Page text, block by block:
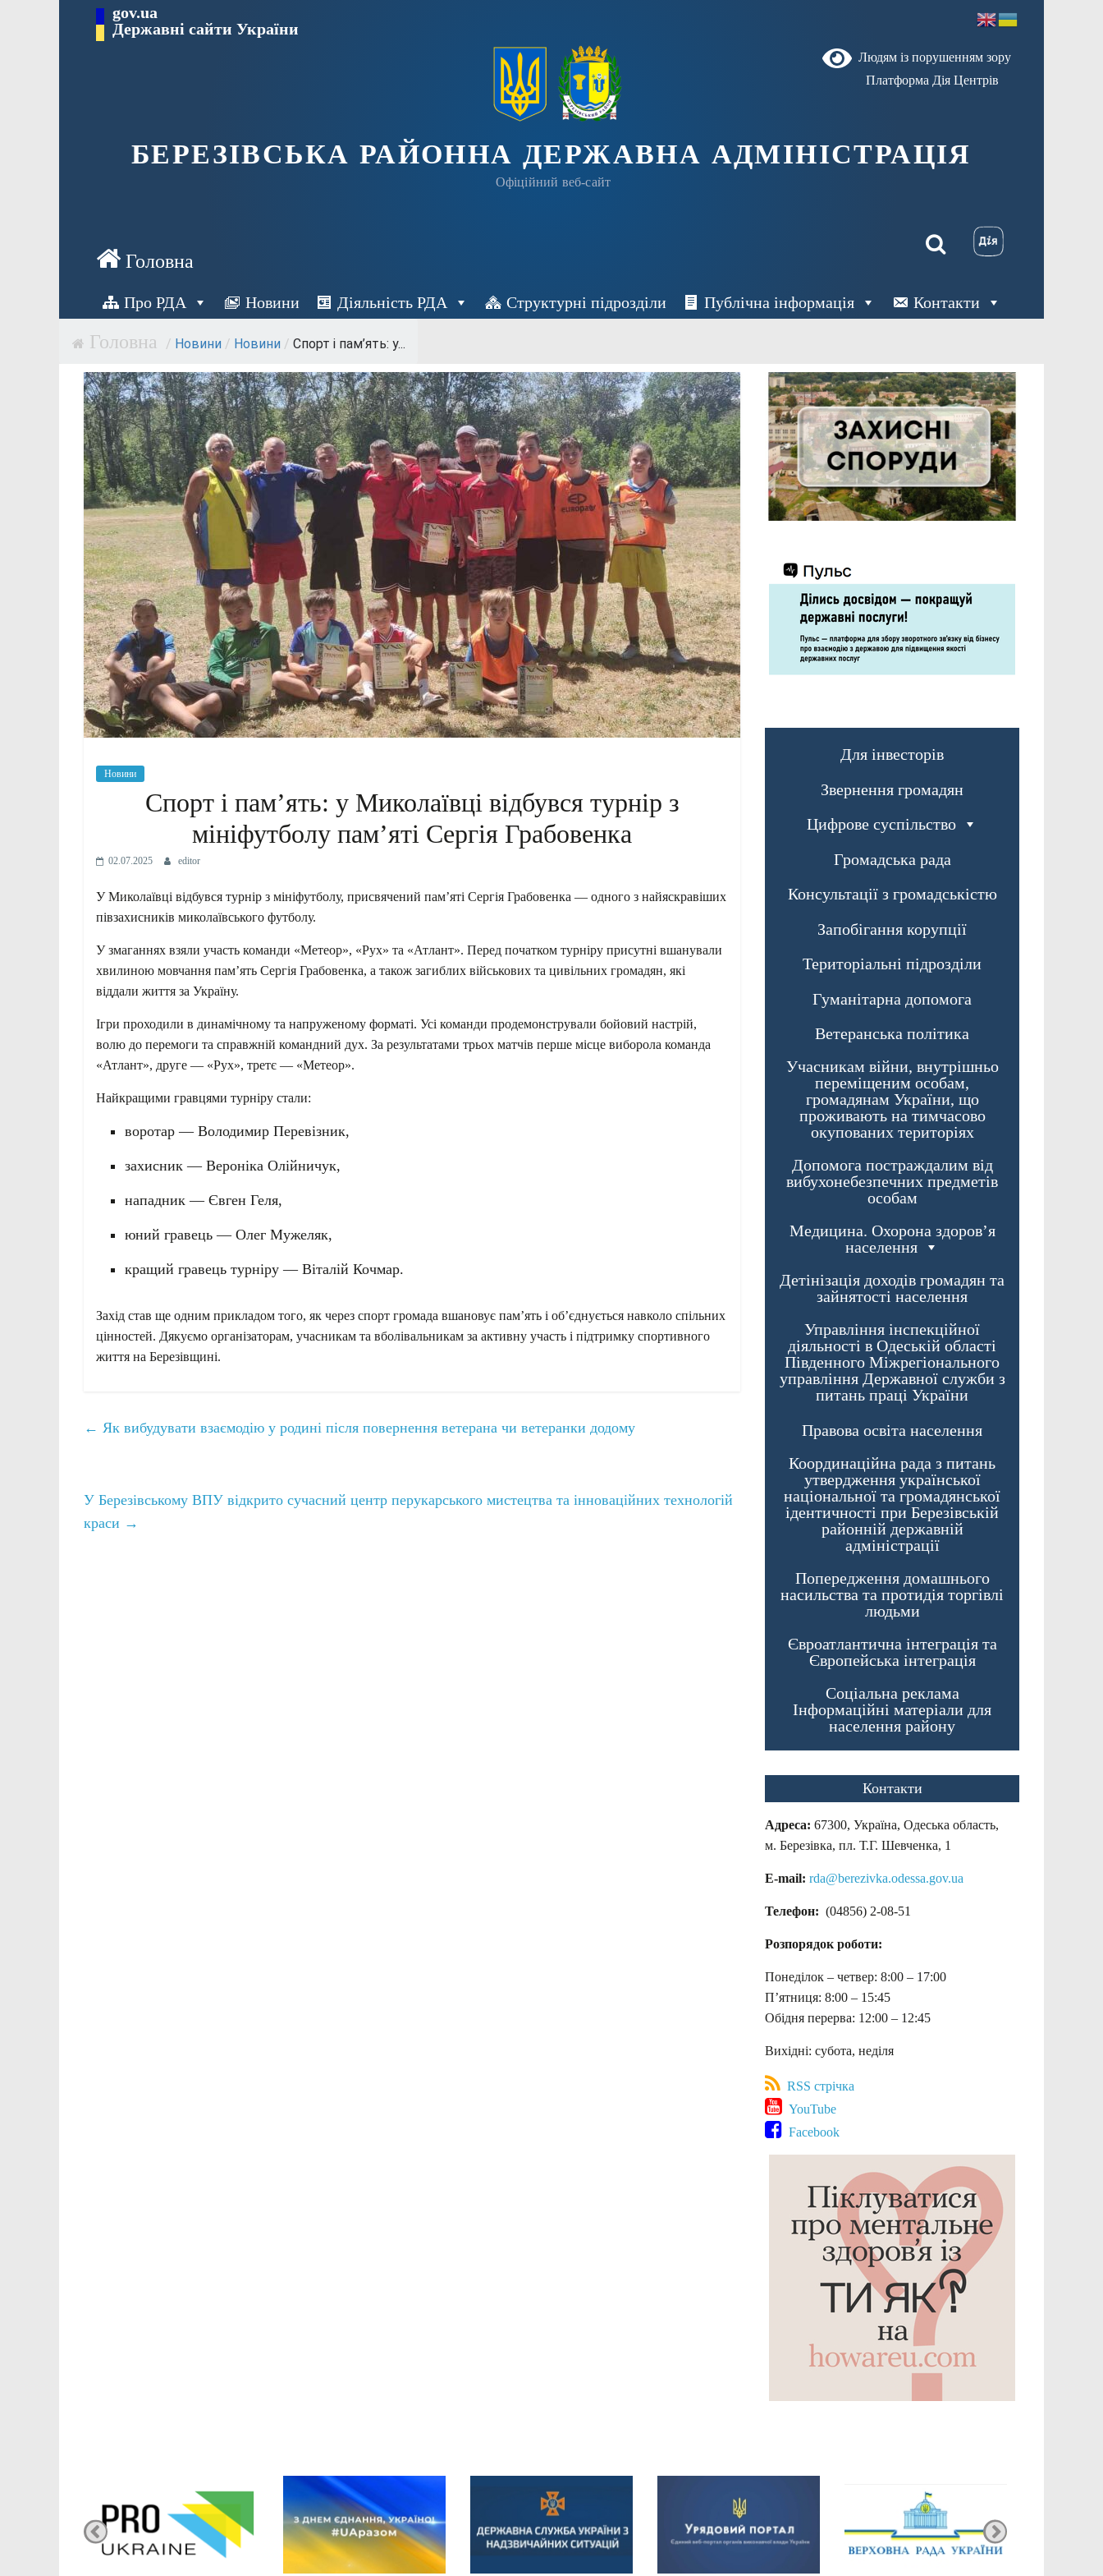
Перейти gov.ua
Державні сайти України
Людям із порушенням зору
Платформа Дія Центрів
БЕРЕЗІВСЬКА РАЙОННА ДЕРЖАВНА АДМІНІСТРАЦІЯ
Офіційний веб-сайт
Про РДА Новини Діяльність РДА Структурні підрозділи Публічна інформація Контакти
/ Новини / Новини / Спорт і пам’ять: у...
Новини
Спорт і пам’ять: у Миколаївці відбувся турнір з
мініфутболу пам’яті Сергія Грабовенка
02.07.2025 editor
У Миколаївці відбувся турнір з мініфутболу, присвячений пам’яті Сергія Грабовенка — одного з найяскравіших
півзахисників миколаївського футболу.
У змаганнях взяли участь команди «Метеор», «Рух» та «Атлант». Перед початком турніру присутні вшанували
хвилиною мовчання пам’ять Сергія Грабовенка, а також загиблих військових та цивільних громадян, які
віддали життя за Україну.
Ігри проходили в динамічному та напруженому форматі. Усі команди продемонстрували бойовий настрій,
волю до перемоги та справжній командний дух. За результатами трьох матчів перше місце виборола команда
«Атлант», друге — «Рух», третє — «Метеор».
Найкращими гравцями турніру стали:
воротар — Володимир Перевізник,
захисник — Вероніка Олійничук,
нападник — Євген Геля,
юний гравець — Олег Мужеляк,
кращий гравець турніру — Віталій Кочмар.
Захід став ще одним прикладом того, як через спорт громада вшановує пам’ять і об’єднується навколо спільних
цінностей. Дякуємо організаторам, учасникам та вболівальникам за активну участь і підтримку спортивного
життя на Березівщині.
← Як вибудувати взаємодію у родині після повернення ветерана чи ветеранки додому
У Березівському ВПУ відкрито сучасний центр перукарського мистецтва та інноваційних технологій
краси →
Для інвесторів
Звернення громадян
Цифрове суспільство
Громадська рада
Консультації з громадськістю
Запобігання корупції
Територіальні підрозділи
Гуманітарна допомога
Ветеранська політика
Учасникам війни, внутрішньо
переміщеним особам,
громадянам України, що
проживають на тимчасово
окупованих територіях
Допомога постраждалим від
вибухонебезпечних предметів
особам
Медицина. Охорона здоров’я
населення
Детінізація доходів громадян та
зайнятості населення
Управління інспекційної
діяльності в Одеській області
Південного Міжрегіонального
управління Державної служби з
питань праці України
Правова освіта населення
Координаційна рада з питань
утвердження української
національної та громадянської
ідентичності при Березівській
районній державній
адміністрації
Попередження домашнього
насильства та протидія торгівлі
людьми
Євроатлантична інтеграція та
Європейська інтеграція
Соціальна реклама
Інформаційні матеріали для
населення району
Контакти
Адреса: 67300, Україна, Одеська область,
м. Березівка, пл. Т.Г. Шевченка, 1
E-mail: rda@berezivka.odessa.gov.ua
Телефон: (04856) 2-08-51
Розпорядок роботи:
Понеділок – четвер: 8:00 – 17:00
П’ятниця: 8:00 – 15:45
Обідня перерва: 12:00 – 12:45
Вихідні: субота, неділя
RSS стрічка
YouTube
Facebook